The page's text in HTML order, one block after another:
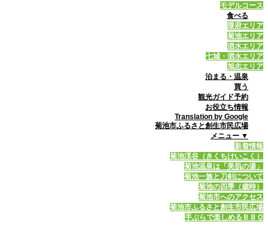
モデルコース
食べる
隈府エリア
菊池エリア
泗水エリア
七城・泗水エリア
旭志エリア
泊まる・温泉
買う
観光ガイド予約
お役立ち情報
Translation by Google
菊池市ふるさと創生市民広場
メニュー ▼
新着情報
菊池渓谷（きくちけいこく）
菊池温泉は「美肌の湯」
菊池一族と刀剣について
菊池の四季（歳時）
菊池市へのアクセス
菊池市ふるさと創生市民広場
手ぶらで楽しめるＢＢＱ